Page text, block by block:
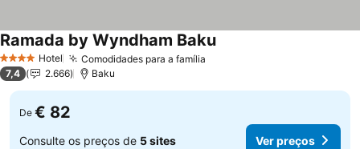
4 EstrelasHotel Comodidades para a família
Ramada by Wyndham BakuVer preços
7,4 2.666 Baku
De € 82
Consulte os preços de 5 sites Ver preços